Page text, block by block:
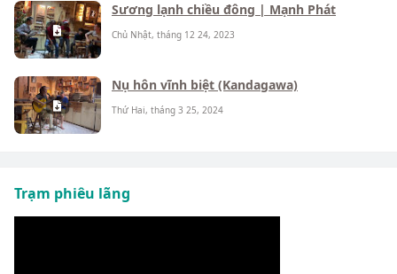
Sương lạnh chiều đông | Mạnh Phát
Chủ Nhật, tháng 12 24, 2023
Nụ hôn vĩnh biệt (Kandagawa)
Thứ Hai, tháng 3 25, 2024
Trạm phiêu lãng